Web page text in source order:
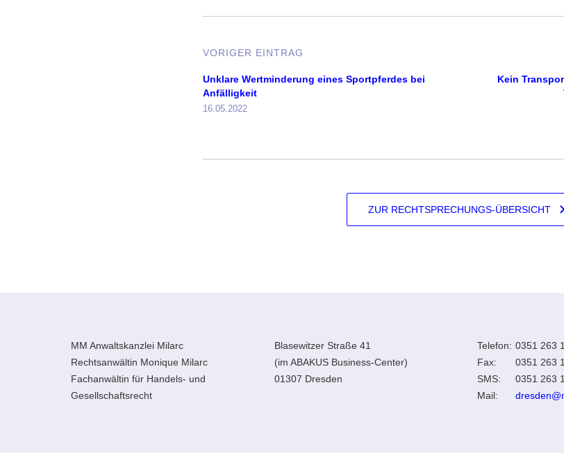
VORIGER EINTRAG
Unklare Wertminderung eines Sportpferdes bei
Anfälligkeit
16.05.2022
Kein
ZUR RECHTSPRECHUNGS-ÜBERSICHT
MM Anwaltskanzlei Milarc
Rechtsanwältin Monique Milarc
Fachanwältin für Handels- und
Gesellschaftsrecht
Blasewitzer Straße 41
(im ABAKUS Business-Center)
01307 Dresden
Telefon: 0351 263
Fax:
0351 263
SMS:
0351 263
Mail: